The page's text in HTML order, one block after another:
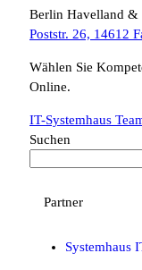
Berlin Havelland &
Poststr. 26, 14612
Wählen Sie
Online.
IT-Systemhaus
Suchen
Partner
Systemhaus